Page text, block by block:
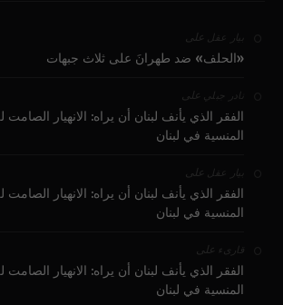
بيار عقل على
«الحلف» ضد طهرانَ على ثلاث جبهات
نادر جبلي على
الفقر الذي يأنف لبنان أن يراه: الانهيار
المنسية في لبنان
بيار عقل على
الفقر الذي يأنف لبنان أن يراه: الانهيار
المنسية في لبنان
قارىء على
الفقر الذي يأنف لبنان أن يراه: الانهيار
المنسية في لبنان